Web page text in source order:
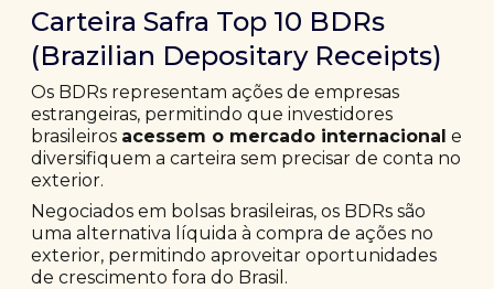
Carteira Safra Top 10 BDRs
(Brazilian Depositary Receipts)
Os BDRs representam ações de empresas
estrangeiras, permitindo que investidores
brasileiros acessem o mercado internacional e
diversifiquem a carteira sem precisar de conta no
exterior.
Negociados em bolsas brasileiras, os BDRs são
uma alternativa líquida à compra de ações no
exterior, permitindo aproveitar oportunidades
de crescimento fora do Brasil.